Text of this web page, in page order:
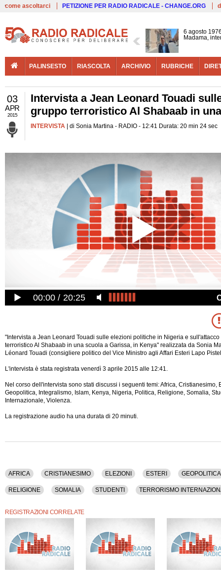
come ascoltarci PETIZIONE PER RADIO RADICALE - CHANGE.ORG
6 agosto
Madama,
PALINSESTO RIASCOLTA ARCHIVIO RUBRICHE
03
APR
2015
Intervista a Jean Leonard Touadi
gruppo terroristico Al Shabaab in
INTERVISTA | di Sonia Martina - RADIO - 12:41 Durata: 20 min 24 sec
00:00 20:25
"Intervista a Jean Leonard Touadi sulle elezioni politiche in Nigeria e
terroristico Al Shabaab in una scuola a Garissa, in Kenya" realizzata da Sonia
Léonard Touadi (consigliere politico del Vice Ministro agli Affari Esteri Lapo
L'intervista è stata registrata venerdì 3 aprile 2015 alle 12:41.
Nel corso dell'intervista sono stati discussi i seguenti temi: Africa, Cristianesimo,
Geopolitica, Integralismo, Islam, Kenya, Nigeria, Politica, Religione, Somalia,
Internazionale, Violenza.
La registrazione audio ha una durata di 20 minuti.
AFRICA CRISTIANESIMO ELEZIONI ESTERI GEOPOLITICA
RELIGIONE SOMALIA STUDENTI TERRORISMO
REGISTRAZIONI CORRELATE